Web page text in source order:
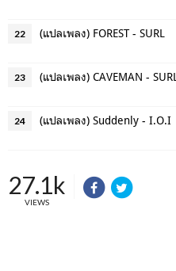
22 (แปลเพลง) FOREST - SURL
23 (แปลเพลง) CAVEMAN - SURL
24 (แปลเพลง) Suddenly - I.O.I
27.1k
VIEWS